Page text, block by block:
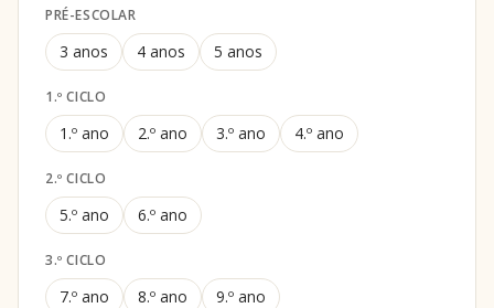
PRÉ-ESCOLAR
3 anos 4 anos 5 anos
1.º CICLO
1.º ano 2.º ano 3.º ano 4.º ano
2.º CICLO
5.º ano 6.º ano
3.º CICLO
7.º ano 8.º ano 9.º ano